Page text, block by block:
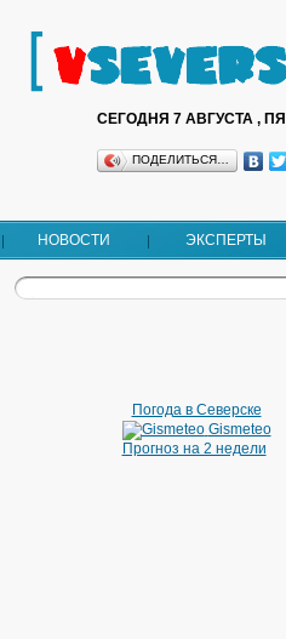
СЕГОДНЯ 7 АВГУСТА ,
ПОДЕЛИТЬСЯ…
НОВОСТИ ЭКСПЕРТЫ
Погода в Северске
Gismeteo
Прогноз на 2 недели